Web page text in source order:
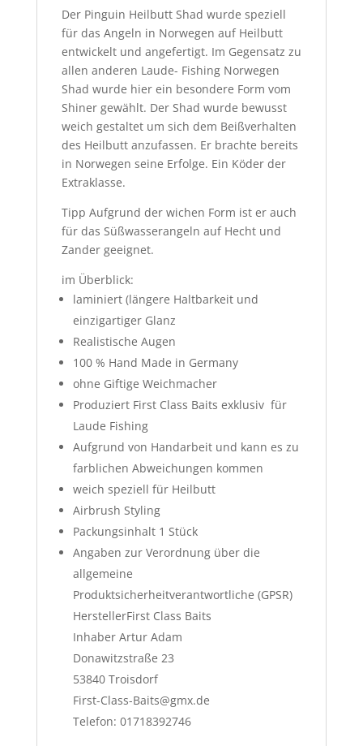
Der Pinguin Heilbutt Shad wurde speziell
für das Angeln in Norwegen auf Heilbutt
entwickelt und angefertigt. Im Gegensatz zu
allen anderen Laude- Fishing Norwegen
Shad wurde hier ein besondere Form vom
Shiner gewählt. Der Shad wurde bewusst
weich gestaltet um sich dem Beißverhalten
des Heilbutt anzufassen. Er brachte bereits
in Norwegen seine Erfolge. Ein Köder der
Extraklasse.
Tipp Aufgrund der wichen Form ist er auch
für das Süßwasserangeln auf Hecht und
Zander geeignet.
im Überblick:
laminiert (längere Haltbarkeit und
einzigartiger Glanz
Realistische Augen
100 % Hand Made in Germany
ohne Giftige Weichmacher
Produziert First Class Baits exklusiv für
Laude Fishing
Aufgrund von Handarbeit und kann es zu
farblichen Abweichungen kommen
weich speziell für Heilbutt
Airbrush Styling
Packungsinhalt 1 Stück
Angaben zur Verordnung über die
allgemeine
Produktsicherheitverantwortliche (GPSR)
HerstellerFirst Class Baits
Inhaber Artur Adam
Donawitzstraße 23
53840 Troisdorf
First-Class-Baits@gmx.de
Telefon: 01718392746